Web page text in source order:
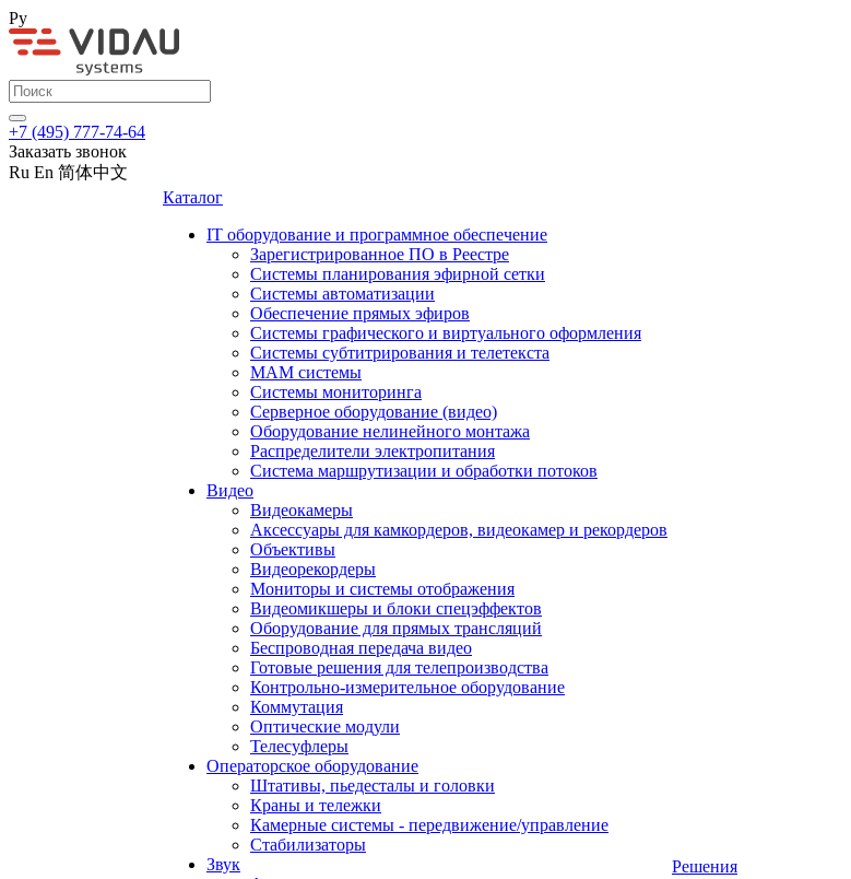
Ру
+7 (495) 777-74-64
Заказать звонок
Ru En 简体中文
Каталог
IT оборудование и программное обеспечение
Зарегистрированное ПО в Реестре
Системы планирования эфирной сетки
Системы автоматизации
Обеспечение прямых эфиров
Системы графического и виртуального оформления
Системы субтитрирования и телетекста
MAM системы
Системы мониторинга
Серверное оборудование (видео)
Оборудование нелинейного монтажа
Распределители электропитания
Система маршрутизации и обработки потоков
Видео
Видеокамеры
Аксессуары для камкордеров, видеокамер и рекордеров
Объективы
Видеорекордеры
Мониторы и системы отображения
Видеомикшеры и блоки спецэффектов
Оборудование для прямых трансляций
Беспроводная передача видео
Готовые решения для телепроизводства
Контрольно-измерительное оборудование
Коммутация
Оптические модули
Телесуфлеры
Операторское оборудование
Штативы, пьедесталы и головки
Краны и тележки
Камерные системы - передвижение/управление
Стабилизаторы
Звук
Решения